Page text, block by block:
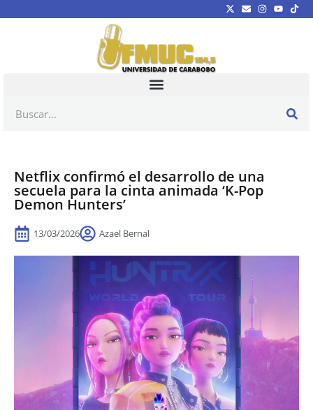
Netflix confirmó el desarrollo de una
secuela para la cinta animada ‘K-Pop
Demon Hunters’
13/03/2026 Azael Bernal